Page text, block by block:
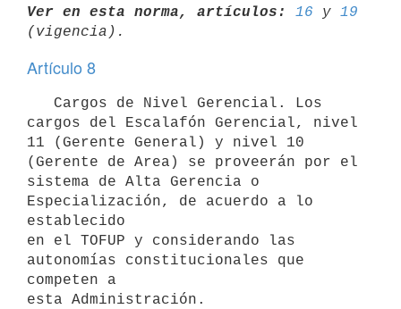
Ver en esta norma, artículos: 16 y 19
Artículo 8
cargos del Escalafón Gerencial, nivel
11 (Gerente General) y nivel 10
(Gerente de Area) se proveerán por el
sistema de Alta Gerencia o
Especialización, de acuerdo a lo
establecido
en el TOFUP y considerando las
autonomías constitucionales que
competen a
esta Administración.